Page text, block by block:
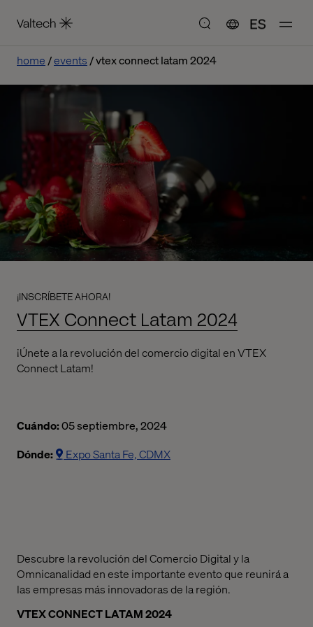
ES
home events vtex connect latam 2024
¡INSCRÍBETE AHORA!
VTEX Connect Latam 2024
¡Únete a la revolución del comercio digital en VTEX
Connect Latam!
Cuándo:05 septiembre, 2024
Dónde:
Expo Santa Fe, CDMX
Descubre la revolución del Comercio Digital y la
Omnicanalidad en este importante evento que reunirá a
las empresas más innovadoras de la región.
VTEX CONNECT LATAM 2024